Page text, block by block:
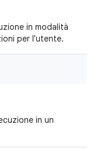
in modalità
per l'utente.
in un